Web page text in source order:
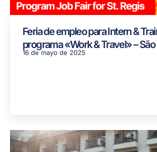
Feria de empleo para Intern &
programa «Work & Travel» – São
16 de mayo de 2025